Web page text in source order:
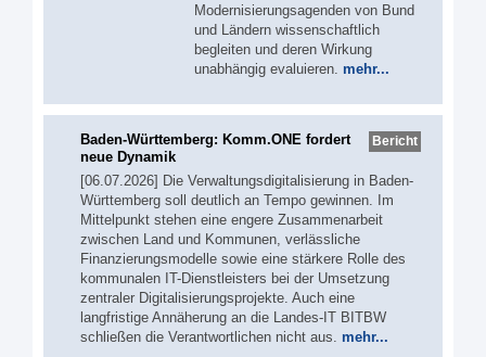
Modernisierungsagenden von Bund
und Ländern wissenschaftlich
begleiten und deren Wirkung
unabhängig evaluieren. mehr...
Bericht
Baden-Württemberg: Komm.ONE fordert
neue Dynamik
[06.07.2026] Die Verwaltungsdigitalisierung in Baden-
Württemberg soll deutlich an Tempo gewinnen. Im
Mittelpunkt stehen eine engere Zusammenarbeit
zwischen Land und Kommunen, verlässliche
Finanzierungsmodelle sowie eine stärkere Rolle des
kommunalen IT-Dienstleisters bei der Umsetzung
zentraler Digitalisierungsprojekte. Auch eine
langfristige Annäherung an die Landes-IT BITBW
schließen die Verantwortlichen nicht aus. mehr...